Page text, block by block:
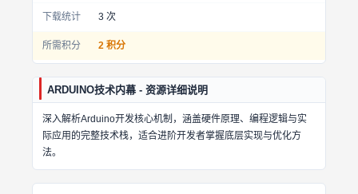
下载统计 3 次
所需积分 2 积分
ARDUINO技术内幕 - 资源详细说明
深入解析Arduino开发核心机制，涵盖硬件原理、编程逻辑与实
际应用的完整技术栈，适合进阶开发者掌握底层实现与优化方
法。